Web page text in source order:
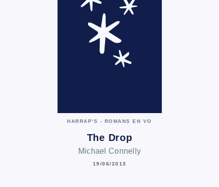
HARRAP'S - ROMANS EN VO
The Drop
Michael Connelly
19/06/2013